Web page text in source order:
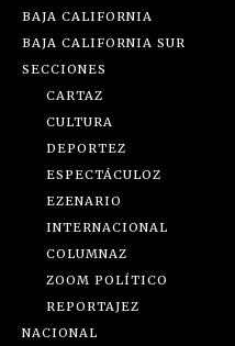
BAJA CALIFORNIA
BAJA CALIFORNIA SUR
SECCIONES
CARTAZ
CULTURA
DEPORTEZ
ESPECTÁCULOZ
EZENARIO
INTERNACIONAL
COLUMNAZ
ZOOM POLÍTICO
REPORTAJEZ
NACIONAL